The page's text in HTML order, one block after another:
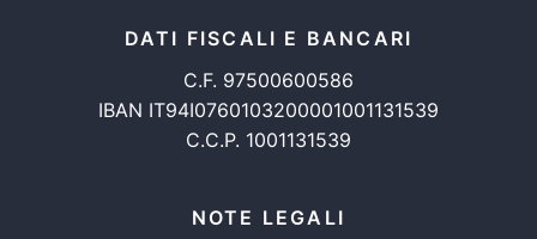
DATI FISCALI E BANCARI
C.F. 97500600586
IBAN IT94I0760103200001001131539
C.C.P. 1001131539
NOTE LEGALI